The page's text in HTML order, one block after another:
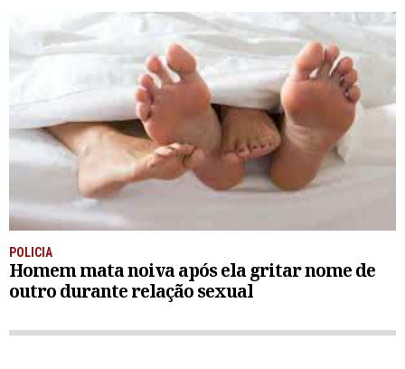
POLICIA
Homem mata noiva após ela gritar nome de
outro durante relação sexual